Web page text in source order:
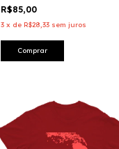
R$85,00
3 x de R$28,33 sem juros
Comprar